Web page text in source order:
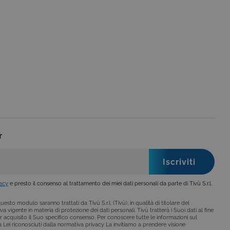
e presto il consenso al trattamento dei miei dati personali da parte di Tivù S.r.l.
modulo saranno trattati da Tivù S.r.l. (Tivù), in qualità di titolare del
vigente in materia di protezione dei dati personali. Tivù tratterà i Suoi dati al fine
il Suo specifico consenso. Per conoscere tutte le informazioni sul
riconosciuti dalla normativa privacy La invitiamo a prendere visione
da siti scritti con
mantenere una
il banner dei cookie
limitando la
stato della sessione.
stato della sessione.
preferenze dell'utente
se il visitatore del
visualizzazioni dei